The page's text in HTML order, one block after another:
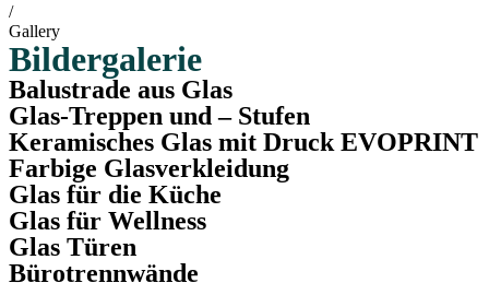
/
Gallery
Bildergalerie
Balustrade aus Glas
Glas-Treppen und – Stufen
Keramisches Glas mit Druck EVOPRINT
Farbige Glasverkleidung
Glas für die Küche
Glas für Wellness
Glas Türen
Bürotrennwände